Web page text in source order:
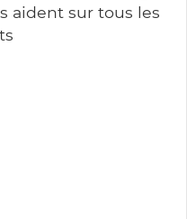
aident sur tous les